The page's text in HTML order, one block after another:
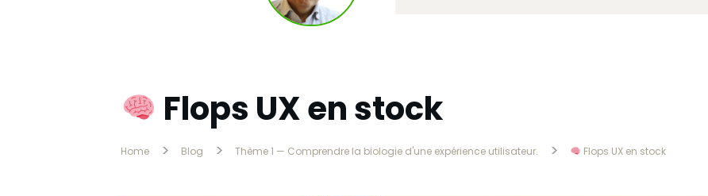
Flops UX en stock
Home > Blog > Thème 1 — Comprendre la biologie d'une expérience utilisateur. > Flops UX en stock